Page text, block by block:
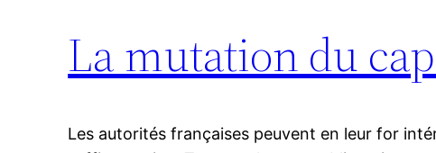
La mutation du
Les autorités françaises peuvent en leur for